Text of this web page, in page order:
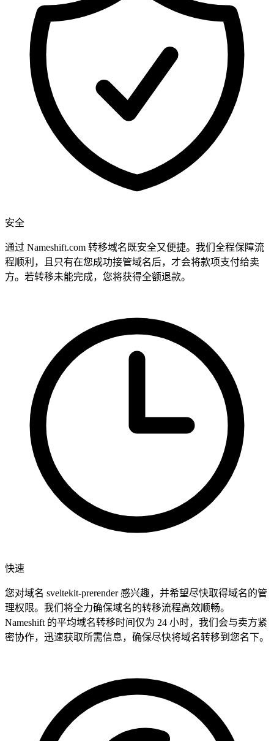
安全
通过 Nameshift.com 转移域名既安全又便捷。我们全程保障流
程顺利，且只有在您成功接管域名后，才会将款项支付给卖
方。若转移未能完成，您将获得全额退款。
快速
您对域名 sveltekit-prerender 感兴趣，并希望尽快取得域名的管
理权限。我们将全力确保域名的转移流程高效顺畅。
Nameshift 的平均域名转移时间仅为 24 小时，我们会与卖方紧
密协作，迅速获取所需信息，确保尽快将域名转移到您名下。